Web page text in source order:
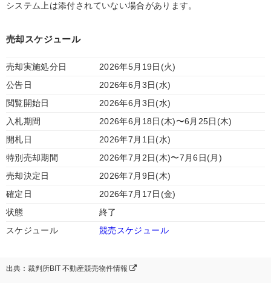
システム上は添付されていない場合があります。
売却スケジュール
売却実施処分日
2026年5月19日(火)
公告日
2026年6月3日(水)
閲覧開始日
2026年6月3日(水)
入札期間
2026年6月18日(木)〜6月25日(木)
開札日
2026年7月1日(水)
特別売却期間
2026年7月2日(木)〜7月6日(月)
売却決定日
2026年7月9日(木)
確定日
2026年7月17日(金)
状態
終了
スケジュール
競売スケジュール
出典：裁判所BIT 不動産競売物件情報